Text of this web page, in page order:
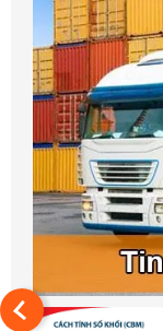
Quảng Trị
Thanh Hóa
Huế
Đắk Lắk
Bình Phước
Gia Lai